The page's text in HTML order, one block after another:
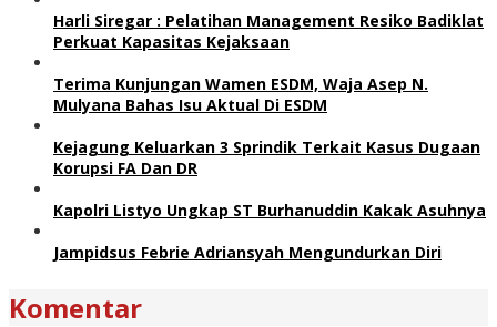
Harli Siregar : Pelatihan Management Resiko Badiklat
Perkuat Kapasitas Kejaksaan
Terima Kunjungan Wamen ESDM, Waja Asep N.
Mulyana Bahas Isu Aktual Di ESDM
Kejagung Keluarkan 3 Sprindik Terkait Kasus Dugaan
Korupsi FA Dan DR
Kapolri Listyo Ungkap ST Burhanuddin Kakak Asuhnya
Jampidsus Febrie Adriansyah Mengundurkan Diri
Komentar